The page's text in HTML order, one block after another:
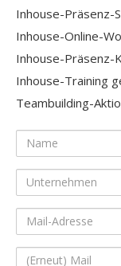
Inhouse-Präsenz-
Inhouse-Online-
Inhouse-Präsenz-
Inhouse-Training
Teambuilding-
Name
Unternehmen
Mail-
Adresse
(Erneut)